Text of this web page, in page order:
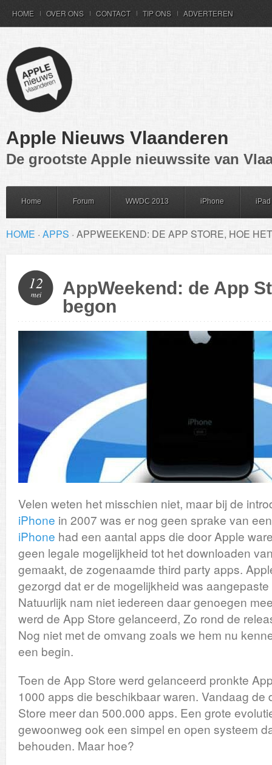
HOME OVER ONS CONTACT TIP ONS ADVERTEREN
Apple Nieuws Vlaanderen
De grootste Apple nieuwssite van
Home Forum WWDC 2013 iPhone iPad
HOME · APPS · APPWEEKEND: DE APP STORE, HOE
12
mei
AppWeekend: de App
begon
Velen weten het misschien niet, maar bij de
iPhone in 2007 was er nog geen sprake van
iPhone had een aantal apps die door Apple
geen legale mogelijkheid tot het downloaden
gemaakt, de zogenaamde third party apps.
gezorgd dat er de mogelijkheid was
Natuurlijk nam niet iedereen daar genoegen
werd de App Store gelanceerd, Zo rond de
Nog niet met de omvang zoals we hem nu
een begin.
Toen de App Store werd gelanceerd pronkte
1000 apps die beschikbaar waren. Vandaag de
Store meer dan 500.000 apps. Een grote
gewoonweg ook een simpel en open systeem
behouden. Maar hoe?